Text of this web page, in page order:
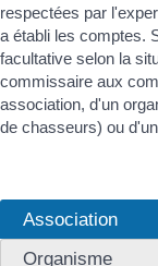
respectées par
a établi les comptes.
facultative selon la
commissaire aux
association, d'un
de chasseurs) ou
Association
Organisme